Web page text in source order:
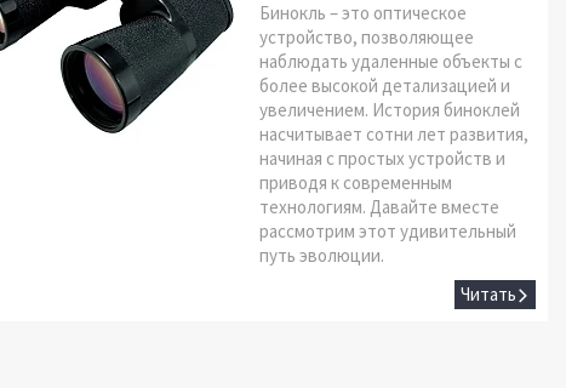
Бинокль – это оптическое
устройство, позволяющее
наблюдать удаленные объекты с
более высокой детализацией и
увеличением. История биноклей
насчитывает сотни лет развития,
начиная с простых устройств и
приводя к современным
технологиям. Давайте вместе
рассмотрим этот удивительный
путь эволюции.